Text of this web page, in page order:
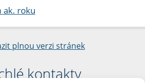
ak. roku
plnou verzi stránek
kontakty